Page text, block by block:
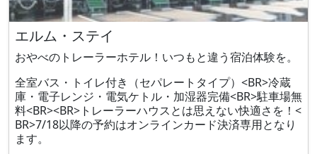
エルム・ステイ
おやべのトレーラーホテル！いつもと違う宿泊体験を。
全室バス・トイレ付き（セパレートタイプ）<BR>冷蔵
庫・電子レンジ・電気ケトル・加湿器完備<BR>駐車場無
料<BR><BR>トレーラーハウスとは思えない快適さを！<
BR>7/18以降の予約はオンラインカード決済専用となり
ます。